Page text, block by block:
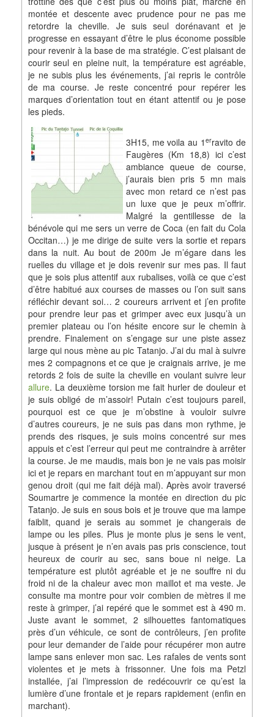
montée et descente avec prudence pour ne pas me
retordre la cheville. Je suis seul dorénavant et je
progresse en essayant d’être le plus économe possible
pour revenir à la base de ma stratégie. C’est plaisant de
courir seul en pleine nuit, la température est agréable,
je ne subis plus les événements, j’ai repris le contrôle
de ma course. Je reste concentré pour repérer les
marques d’orientation tout en étant attentif ou je pose
les pieds.
3H15, me voila au 1erravito de
Faugères (Km 18,8) ici c’est
ambiance queue de course,
j’aurais bien pris 5 mn mais
avec mon retard ce n’est pas
un luxe que je peux m’offrir.
Malgré la gentillesse de la
bénévole qui me sers un verre de Coca (en fait du Cola
Occitan…) je me dirige de suite vers la sortie et repars
dans la nuit. Au bout de 200m Je m’égare dans les
ruelles du village et je dois revenir sur mes pas. Il faut
que je sois plus attentif aux rubalises, voilà ce que c’est
d’être habitué aux courses de masses ou l’on suit sans
réfléchir devant soi… 2 coureurs arrivent et j’en profite
pour prendre leur pas et grimper avec eux jusqu’à un
premier plateau ou l’on hésite encore sur le chemin à
prendre. Finalement on s’engage sur une piste assez
large qui nous mène au pic Tatanjo. J’ai du mal à suivre
mes 2 compagnons et ce que je craignais arrive, je me
retords 2 fois de suite la cheville en voulant suivre leur
allure. La deuxième torsion me fait hurler de douleur et
je suis obligé de m’assoir! Putain c’est toujours pareil,
pourquoi est ce que je m’obstine à vouloir suivre
d’autres coureurs, je ne suis pas dans mon rythme, je
prends des risques, je suis moins concentré sur mes
appuis et c’est l’erreur qui peut me contraindre à arrêter
la course. Je me maudis, mais bon je ne vais pas moisir
ici et je repars en marchant tout en m’appuyant sur mon
genou droit (qui me fait déjà mal). Après avoir traversé
Soumartre je commence la montée en direction du pic
Tatanjo. Je suis en sous bois et je trouve que ma lampe
faiblit, quand je serais au sommet je changerais de
lampe ou les piles. Plus je monte plus je sens le vent,
jusque à présent je n’en avais pas pris conscience, tout
heureux de courir au sec, sans boue ni neige. La
température est plutôt agréable et je ne souffre ni du
froid ni de la chaleur avec mon maillot et ma veste. Je
consulte ma montre pour voir combien de mètres il me
reste à grimper, j’ai repéré que le sommet est à 490 m.
Juste avant le sommet, 2 silhouettes fantomatiques
près d’un véhicule, ce sont de contrôleurs, j’en profite
pour leur demander de l’aide pour récupérer mon autre
lampe sans enlever mon sac. Les rafales de vents sont
violentes et je mets à frissonner. Une fois ma Petzl
installée, j’ai l’impression de redécouvrir ce qu’est la
lumière d’une frontale et je repars rapidement (enfin en
marchant).